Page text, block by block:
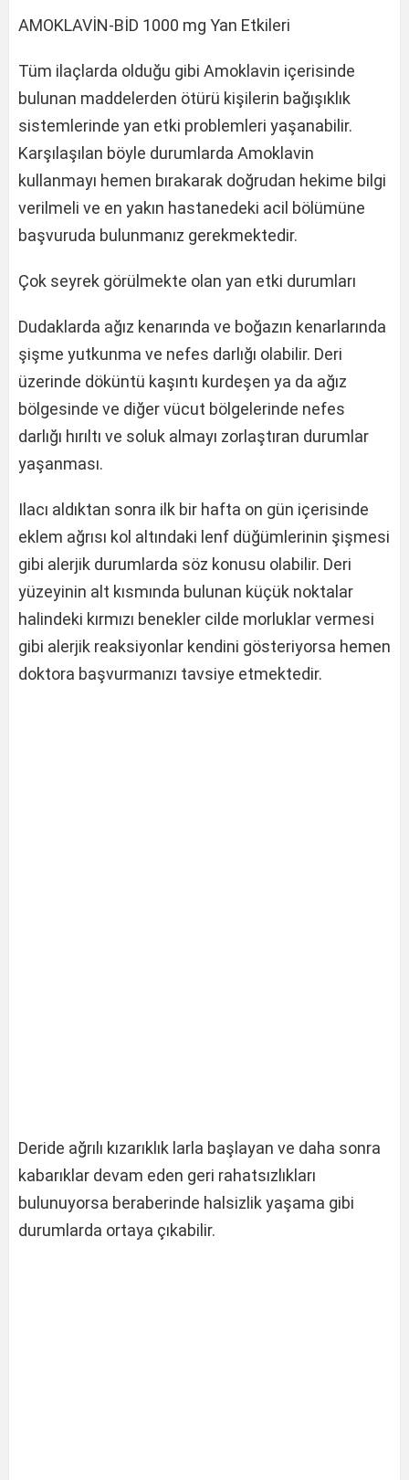
AMOKLAVİN-BİD 1000 mg Yan Etkileri
Tüm ilaçlarda olduğu gibi Amoklavin içerisinde
bulunan maddelerden ötürü kişilerin bağışıklık
sistemlerinde yan etki problemleri yaşanabilir.
Karşılaşılan böyle durumlarda Amoklavin
kullanmayı hemen bırakarak doğrudan hekime bilgi
verilmeli ve en yakın hastanedeki acil bölümüne
başvuruda bulunmanız gerekmektedir.
Çok seyrek görülmekte olan yan etki durumları
Dudaklarda ağız kenarında ve boğazın kenarlarında
şişme yutkunma ve nefes darlığı olabilir. Deri
üzerinde döküntü kaşıntı kurdeşen ya da ağız
bölgesinde ve diğer vücut bölgelerinde nefes
darlığı hırıltı ve soluk almayı zorlaştıran durumlar
yaşanması.
Ilacı aldıktan sonra ilk bir hafta on gün içerisinde
eklem ağrısı kol altındaki lenf düğümlerinin şişmesi
gibi alerjik durumlarda söz konusu olabilir. Deri
yüzeyinin alt kısmında bulunan küçük noktalar
halindeki kırmızı benekler cilde morluklar vermesi
gibi alerjik reaksiyonlar kendini gösteriyorsa hemen
doktora başvurmanızı tavsiye etmektedir.
Deride ağrılı kızarıklık larla başlayan ve daha sonra
kabarıklar devam eden geri rahatsızlıkları
bulunuyorsa beraberinde halsizlik yaşama gibi
durumlarda ortaya çıkabilir.